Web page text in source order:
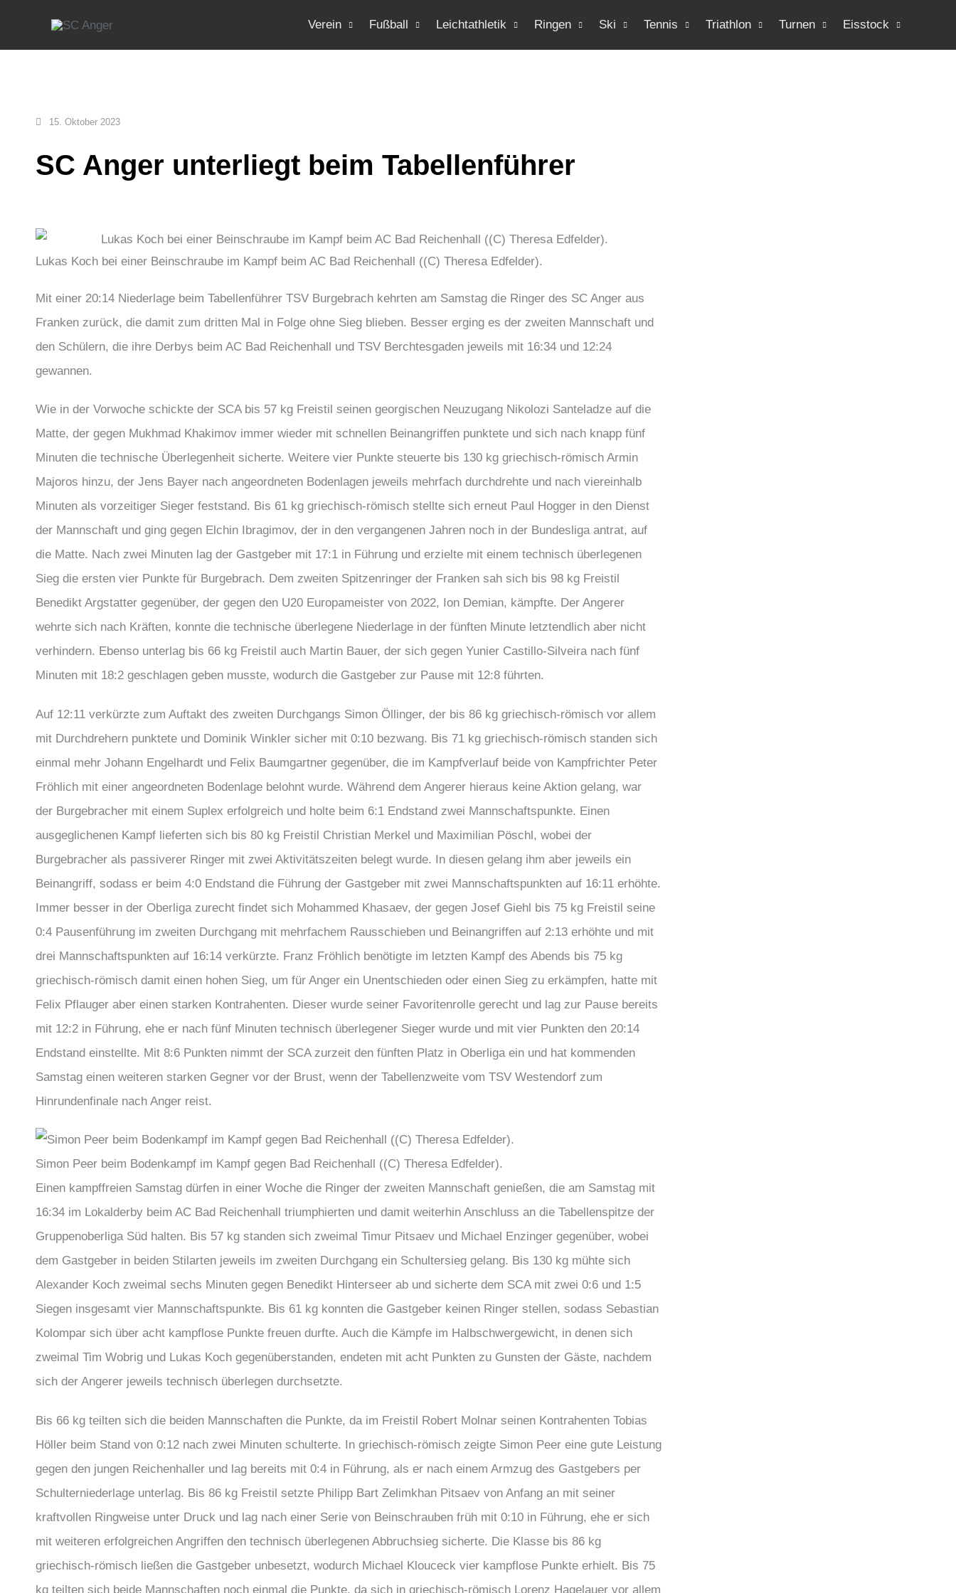
springen
Verein Fußball Leichtathletik Ringen Ski Tennis Triathlon Turnen Eisstock
15. Oktober 2023
SC Anger unterliegt beim Tabellenführer
Lukas Koch bei einer Beinschraube im Kampf beim AC Bad Reichenhall ((C) Theresa Edfelder).
Mit einer 20:14 Niederlage beim Tabellenführer TSV Burgebrach kehrten am Samstag die Ringer des SC Anger aus
Franken zurück, die damit zum dritten Mal in Folge ohne Sieg blieben. Besser erging es der zweiten Mannschaft und
den Schülern, die ihre Derbys beim AC Bad Reichenhall und TSV Berchtesgaden jeweils mit 16:34 und 12:24
gewannen.
Wie in der Vorwoche schickte der SCA bis 57 kg Freistil seinen georgischen Neuzugang Nikolozi Santeladze auf die
Matte, der gegen Mukhmad Khakimov immer wieder mit schnellen Beinangriffen punktete und sich nach knapp fünf
Minuten die technische Überlegenheit sicherte. Weitere vier Punkte steuerte bis 130 kg griechisch-römisch Armin
Majoros hinzu, der Jens Bayer nach angeordneten Bodenlagen jeweils mehrfach durchdrehte und nach viereinhalb
Minuten als vorzeitiger Sieger feststand. Bis 61 kg griechisch-römisch stellte sich erneut Paul Hogger in den Dienst
der Mannschaft und ging gegen Elchin Ibragimov, der in den vergangenen Jahren noch in der Bundesliga antrat, auf
die Matte. Nach zwei Minuten lag der Gastgeber mit 17:1 in Führung und erzielte mit einem technisch überlegenen
Sieg die ersten vier Punkte für Burgebrach. Dem zweiten Spitzenringer der Franken sah sich bis 98 kg Freistil
Benedikt Argstatter gegenüber, der gegen den U20 Europameister von 2022, Ion Demian, kämpfte. Der Angerer
wehrte sich nach Kräften, konnte die technische überlegene Niederlage in der fünften Minute letztendlich aber nicht
verhindern. Ebenso unterlag bis 66 kg Freistil auch Martin Bauer, der sich gegen Yunier Castillo-Silveira nach fünf
Minuten mit 18:2 geschlagen geben musste, wodurch die Gastgeber zur Pause mit 12:8 führten.
Auf 12:11 verkürzte zum Auftakt des zweiten Durchgangs Simon Öllinger, der bis 86 kg griechisch-römisch vor allem
mit Durchdrehern punktete und Dominik Winkler sicher mit 0:10 bezwang. Bis 71 kg griechisch-römisch standen sich
einmal mehr Johann Engelhardt und Felix Baumgartner gegenüber, die im Kampfverlauf beide von Kampfrichter Peter
Fröhlich mit einer angeordneten Bodenlage belohnt wurde. Während dem Angerer hieraus keine Aktion gelang, war
der Burgebracher mit einem Suplex erfolgreich und holte beim 6:1 Endstand zwei Mannschaftspunkte. Einen
ausgeglichenen Kampf lieferten sich bis 80 kg Freistil Christian Merkel und Maximilian Pöschl, wobei der
Burgebracher als passiverer Ringer mit zwei Aktivitätszeiten belegt wurde. In diesen gelang ihm aber jeweils ein
Beinangriff, sodass er beim 4:0 Endstand die Führung der Gastgeber mit zwei Mannschaftspunkten auf 16:11 erhöhte.
Immer besser in der Oberliga zurecht findet sich Mohammed Khasaev, der gegen Josef Giehl bis 75 kg Freistil seine
0:4 Pausenführung im zweiten Durchgang mit mehrfachem Rausschieben und Beinangriffen auf 2:13 erhöhte und mit
drei Mannschaftspunkten auf 16:14 verkürzte. Franz Fröhlich benötigte im letzten Kampf des Abends bis 75 kg
griechisch-römisch damit einen hohen Sieg, um für Anger ein Unentschieden oder einen Sieg zu erkämpfen, hatte mit
Felix Pflauger aber einen starken Kontrahenten. Dieser wurde seiner Favoritenrolle gerecht und lag zur Pause bereits
mit 12:2 in Führung, ehe er nach fünf Minuten technisch überlegener Sieger wurde und mit vier Punkten den 20:14
Endstand einstellte. Mit 8:6 Punkten nimmt der SCA zurzeit den fünften Platz in Oberliga ein und hat kommenden
Samstag einen weiteren starken Gegner vor der Brust, wenn der Tabellenzweite vom TSV Westendorf zum
Hinrundenfinale nach Anger reist.
Simon Peer beim Bodenkampf im Kampf gegen Bad Reichenhall ((C) Theresa Edfelder).
Einen kampffreien Samstag dürfen in einer Woche die Ringer der zweiten Mannschaft genießen, die am Samstag mit
16:34 im Lokalderby beim AC Bad Reichenhall triumphierten und damit weiterhin Anschluss an die Tabellenspitze der
Gruppenoberliga Süd halten. Bis 57 kg standen sich zweimal Timur Pitsaev und Michael Enzinger gegenüber, wobei
dem Gastgeber in beiden Stilarten jeweils im zweiten Durchgang ein Schultersieg gelang. Bis 130 kg mühte sich
Alexander Koch zweimal sechs Minuten gegen Benedikt Hinterseer ab und sicherte dem SCA mit zwei 0:6 und 1:5
Siegen insgesamt vier Mannschaftspunkte. Bis 61 kg konnten die Gastgeber keinen Ringer stellen, sodass Sebastian
Kolompar sich über acht kampflose Punkte freuen durfte. Auch die Kämpfe im Halbschwergewicht, in denen sich
zweimal Tim Wobrig und Lukas Koch gegenüberstanden, endeten mit acht Punkten zu Gunsten der Gäste, nachdem
sich der Angerer jeweils technisch überlegen durchsetzte.
Bis 66 kg teilten sich die beiden Mannschaften die Punkte, da im Freistil Robert Molnar seinen Kontrahenten Tobias
Höller beim Stand von 0:12 nach zwei Minuten schulterte. In griechisch-römisch zeigte Simon Peer eine gute Leistung
gegen den jungen Reichenhaller und lag bereits mit 0:4 in Führung, als er nach einem Armzug des Gastgebers per
Schulterniederlage unterlag. Bis 86 kg Freistil setzte Philipp Bart Zelimkhan Pitsaev von Anfang an mit seiner
kraftvollen Ringweise unter Druck und lag nach einer Serie von Beinschrauben früh mit 0:10 in Führung, ehe er sich
mit weiteren erfolgreichen Angriffen den technisch überlegenen Abbruchsieg sicherte. Die Klasse bis 86 kg
griechisch-römisch ließen die Gastgeber unbesetzt, wodurch Michael Klouceck vier kampflose Punkte erhielt. Bis 75
kg teilten sich beide Mannschaften noch einmal die Punkte, da sich in griechisch-römisch Lorenz Hagelauer vor allem